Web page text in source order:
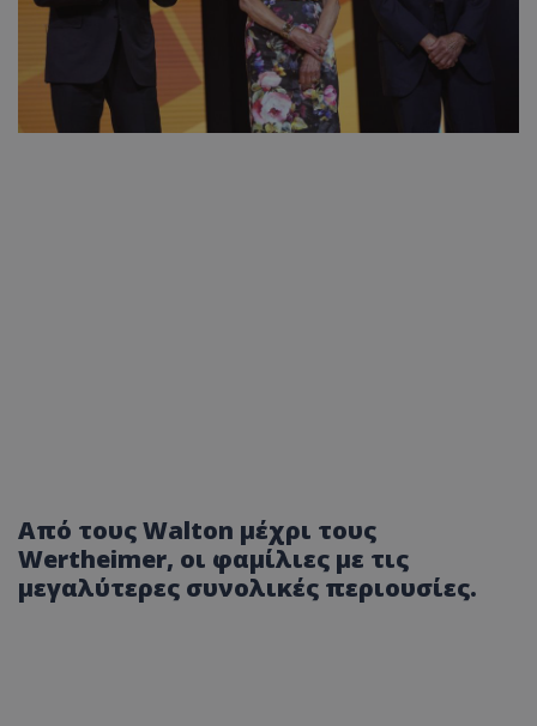
Από τους Walton μέχρι τους
Wertheimer, οι φαμίλιες με τις
μεγαλύτερες συνολικές περιουσίες.